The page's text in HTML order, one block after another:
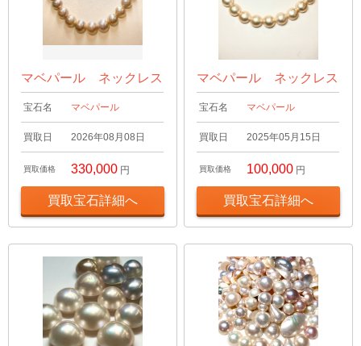
マベパール ネックレス
宝石名 マベパール
買取日 2026年08月08日
買取価格 330,000 円
買取宝石詳細へ
マベパール ネックレス
宝石名 マベパール
買取日 2025年05月15日
買取価格 100,000 円
買取宝石詳細へ